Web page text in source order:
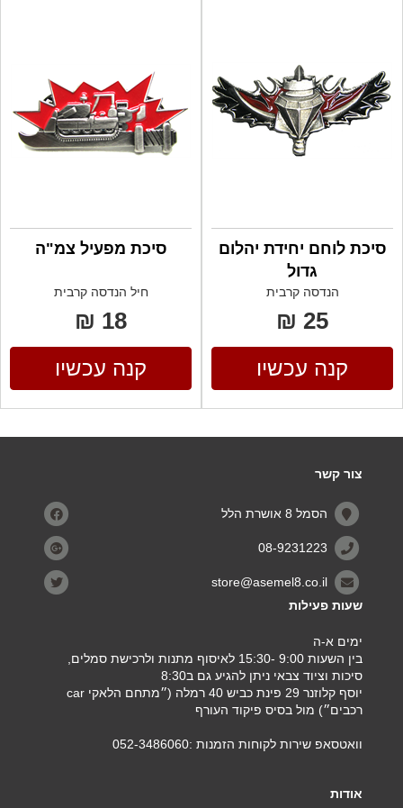
סיכת לוחם יחידת יהלום
גדול
הנדסה קרבית
25 ₪
קנה עכשיו
סיכת מפעיל צמ"ה
חיל הנדסה קרבית
18 ₪
קנה עכשיו
צור קשר
הסמל 8 אושרת הלל
08-9231223
store@asemel8.co.il
שעות פעילות
ימים א-ה
בין השעות 9:00 -15:30 לאיסוף מתנות ולרכישת סמלים,
סיכות וציוד צבאי ניתן להגיע גם ב8:30
יוסף קלוזנר 29 פינת כביש 40 רמלה (״מתחם הלאקי car
רכבים״) מול בסיס פיקוד העורף
וואטסאפ שירות לקוחות הזמנות :052-3486060
אודות